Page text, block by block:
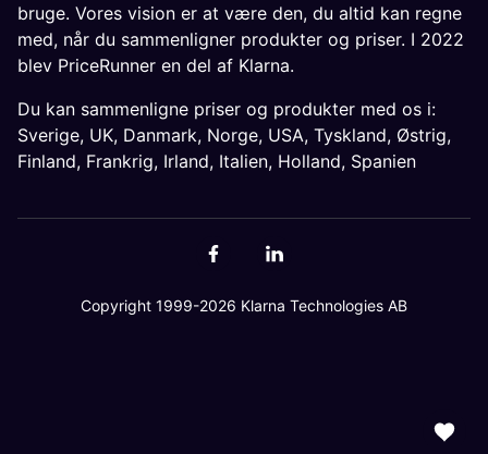
bruge. Vores vision er at være den, du altid kan regne
med, når du sammenligner produkter og priser. I 2022
blev PriceRunner en del af Klarna.
Du kan sammenligne priser og produkter med os i:
Sverige, UK, Danmark, Norge, USA, Tyskland, Østrig,
Finland, Frankrig, Irland, Italien, Holland, Spanien
Copyright 1999-2026 Klarna Technologies AB